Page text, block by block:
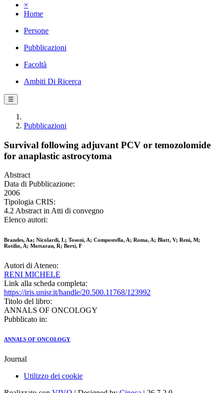
×
Home
Persone
Pubblicazioni
Facoltà
Ambiti Di Ricerca
☰
Pubblicazioni
Survival following adjuvant PCV or temozolomide
for anaplastic astrocytoma
Abstract
Data di Pubblicazione:
2006
Tipologia CRIS:
4.2 Abstract in Atti di convegno
Elenco autori:
Brandes, Aa; Nicolardi, L; Tosoni, A; Compostella, A; Roma, A; Blatt, V; Reni, M;
Rotilio, A; Mottaran, R; Berti, F
Autori di Ateneo:
RENI MICHELE
Link alla scheda completa:
https://iris.unisr.it/handle/20.500.11768/123992
Titolo del libro:
ANNALS OF ONCOLOGY
Pubblicato in:
ANNALS OF ONCOLOGY
Journal
Utilizzo dei cookie